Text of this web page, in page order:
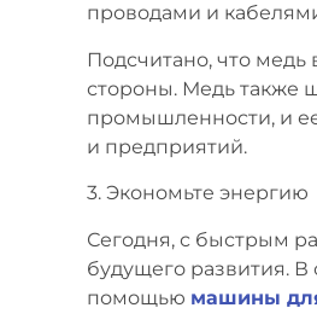
проводами и
Подсчитано, что медь
стороны. Медь также
промышленности, и
и предприятий.
3. Экономьте энергию
Сегодня, с быстрым
будущего развития.
помощью машины